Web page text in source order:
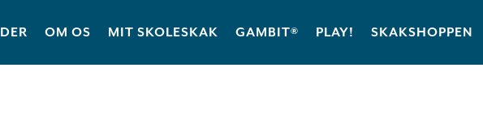
OM OS MIT SKOLESKAK GAMBIT® PLAY! SKAKSHOPPEN